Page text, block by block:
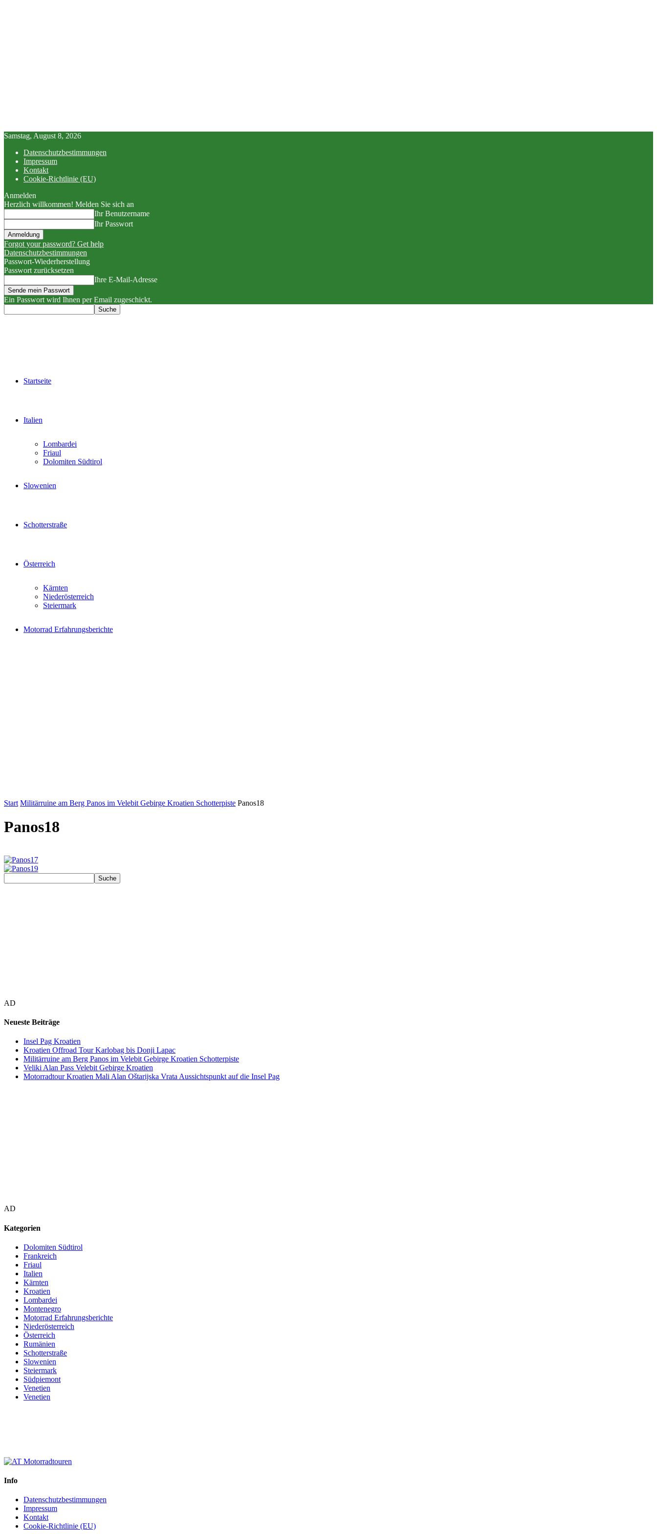
Samstag, August 8, 2026
Datenschutzbestimmungen
Impressum
Kontakt
Cookie-Richtlinie (EU)
Anmelden
Herzlich willkommen! Melden Sie sich an
Ihr Benutzername
Ihr Passwort
Forgot your password? Get help
Datenschutzbestimmungen
Passwort-Wiederherstellung
Passwort zurücksetzen
Ihre E-Mail-Adresse
Ein Passwort wird Ihnen per Email zugeschickt.
Startseite
Italien
Lombardei
Friaul
Dolomiten Südtirol
Slowenien
Schotterstraße
Österreich
Kärnten
Niederösterreich
Steiermark
Motorrad Erfahrungsberichte
Start Militärruine am Berg Panos im Velebit Gebirge Kroatien Schotterpiste Panos18
Panos18
AD
Neueste Beiträge
Insel Pag Kroatien
Kroatien Offroad Tour Karlobag bis Donji Lapac
Militärruine am Berg Panos im Velebit Gebirge Kroatien Schotterpiste
Veliki Alan Pass Velebit Gebirge Kroatien
Motorradtour Kroatien Mali Alan Oštarijska Vrata Aussichtspunkt auf die Insel Pag
AD
Kategorien
Dolomiten Südtirol
Frankreich
Friaul
Italien
Kärnten
Kroatien
Lombardei
Montenegro
Motorrad Erfahrungsberichte
Niederösterreich
Österreich
Rumänien
Schotterstraße
Slowenien
Steiermark
Südpiemont
Venetien
Venetien
Info
Datenschutzbestimmungen
Impressum
Kontakt
Cookie-Richtlinie (EU)